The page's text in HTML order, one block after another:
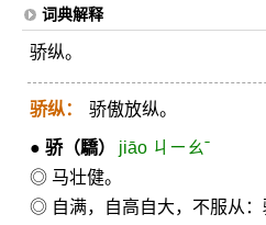
词典解释
骄纵。
骄纵： 骄傲放纵。
● 骄（驕）
jiāo ㄐㄧㄠˉ
◎ 马壮健。
◎ 自满，自高自大，不服从